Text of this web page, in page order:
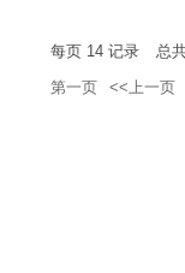
每页 14 记录 总
第一页
<<上一页